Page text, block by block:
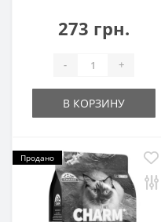
273 грн.
- +
В КОРЗИНУ
Продано